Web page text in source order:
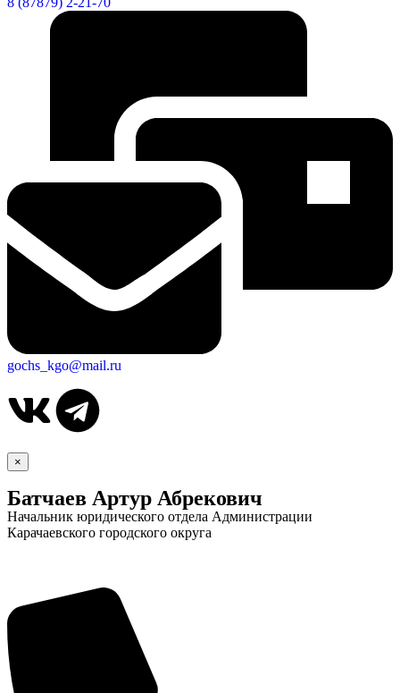
gochs_kgo@mail.ru
×
Батчаев Артур Абрекович
Начальник юридического отдела Администрации
Карачаевского городского округа